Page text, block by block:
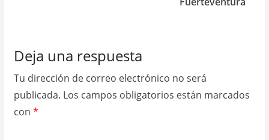
Deja una respuesta
Tu dirección de correo electrónico no será
publicada. Los campos obligatorios están marcados
con *